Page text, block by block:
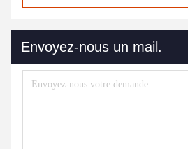
Envoyez-nous un mail.